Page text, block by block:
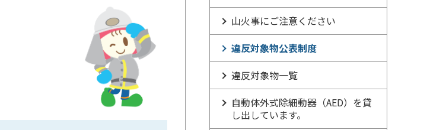
山火事にご注意ください
違反対象物公表制度
違反対象物一覧
自動体外式除細動器（AED）を貸
し出しています。